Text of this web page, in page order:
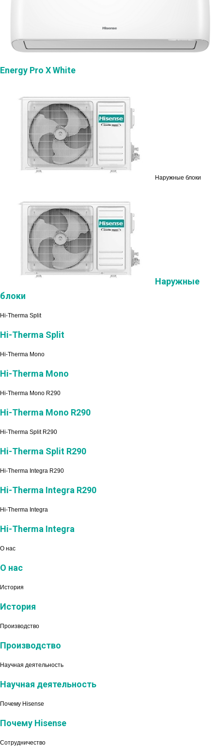
Energy Pro X White
Наружные блоки
Наружные
блоки
Hi-Therma Split
Hi-Therma Split
Hi-Therma Mono
Hi-Therma Mono
Hi-Therma Mono R290
Hi-Therma Mono R290
Hi-Therma Split R290
Hi-Therma Split R290
Hi-Therma Integra R290
Hi-Therma Integra R290
Hi-Therma Integra
Hi-Therma Integra
О нас
О нас
История
История
Производство
Производство
Научная деятельность
Научная деятельность
Почему Hisense
Почему Hisense
Сотрудничество